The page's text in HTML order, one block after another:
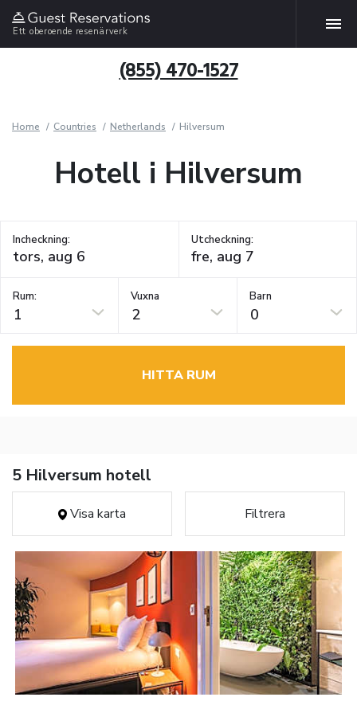
Ett oberoende resenärverk
(855) 470-1527
Home Countries Netherlands Hilversum
Hotell i Hilversum
Incheckning: Utcheckning:
Rum:
1
Vuxna
2
Barn
0
HITTA RUM
5 Hilversum hotell
Visa karta Filtrera